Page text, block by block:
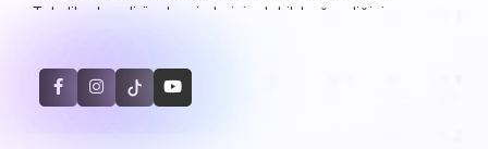
Tabdiko kendi özel resimleriniz dahil, beğendiğiniz ve
çerçevesiz şekilde, farklı formlarda beğeninize sunuyor.
Sayılarla Tuval Boyama Seti